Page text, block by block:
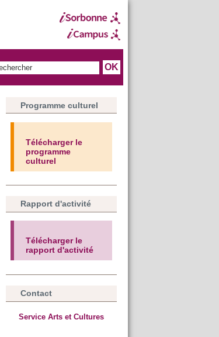
Programme culturel
Télécharger le
programme
culturel
Rapport d'activité
Télécharger le
rapport d'activité
Contact
Service Arts et Cultures